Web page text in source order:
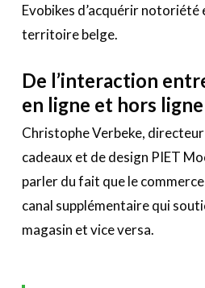
Evobikes d’acquérir
territoire belge.
De l’interaction
en ligne et hors ligne
Christophe Verbeke,
cadeaux et de design PIET
parler du fait que le
canal supplémentaire qui
magasin et vice versa.